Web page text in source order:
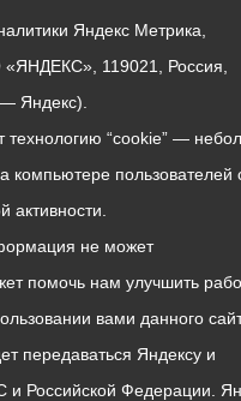
Яндекс Метрика,
119021, Россия,
Яндекс).
технологию “cookie” —
пользователей
активности.
не может
помочь нам улучшить
вами данного
передаваться Яндексу и
и Российской Федерации.